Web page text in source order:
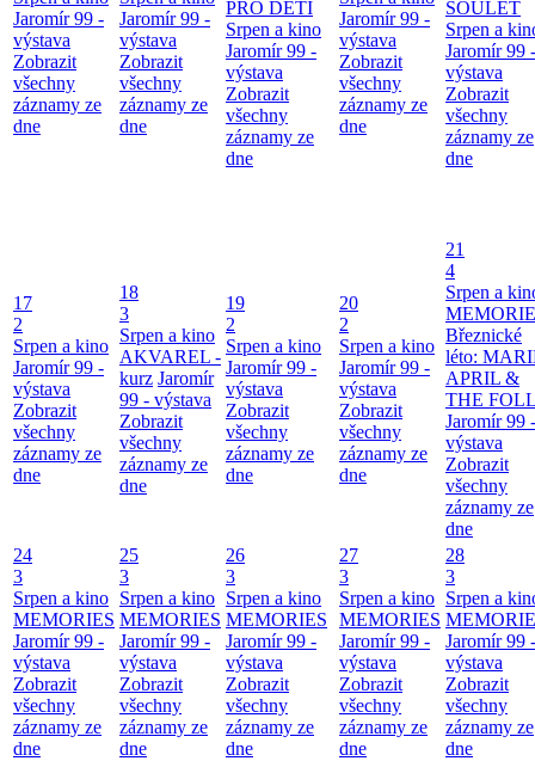
Jaromír 99 -
výstava
Zobrazit
všechny
záznamy ze
dne
Jaromír 99 -
výstava
Zobrazit
všechny
záznamy ze
dne
PRO DĚTI
Srpen a kino
Jaromír 99 -
výstava
Zobrazit
všechny
záznamy ze
dne
Jaromír 99 -
výstava
Zobrazit
všechny
záznamy ze
dne
ŠOULET
Srpen a
Jaromír 99 -
výstava
Zobrazit
všechny
záznamy ze
dne
17
2
Srpen a kino
Jaromír 99 -
výstava
Zobrazit
všechny
záznamy ze
dne
18
3
Srpen a kino
AKVAREL -
kurz Jaromír
99 - výstava
Zobrazit
všechny
záznamy ze
dne
19
2
Srpen a kino
Jaromír 99 -
výstava
Zobrazit
všechny
záznamy ze
dne
20
2
Srpen a kino
Jaromír 99 -
výstava
Zobrazit
všechny
záznamy ze
dne
21
4
Srpen a
Březnické
léto:
APRIL &
THE
Jaromír 99 -
výstava
Zobrazit
všechny
záznamy ze
dne
24
3
Srpen a kino
MEMORIES
Jaromír 99 -
výstava
Zobrazit
všechny
záznamy ze
dne
25
3
Srpen a kino
MEMORIES
Jaromír 99 -
výstava
Zobrazit
všechny
záznamy ze
dne
26
3
Srpen a kino
MEMORIES
Jaromír 99 -
výstava
Zobrazit
všechny
záznamy ze
dne
27
3
Srpen a kino
MEMORIES
Jaromír 99 -
výstava
Zobrazit
všechny
záznamy ze
dne
28
3
Srpen a
Jaromír 99 -
výstava
Zobrazit
všechny
záznamy ze
dne